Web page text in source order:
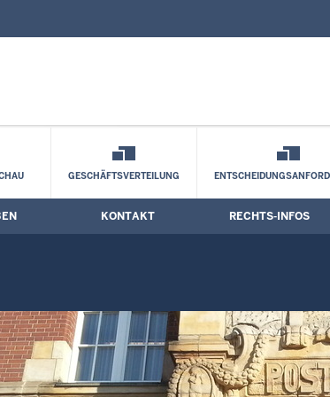
Kontaktformular
GESCHÄFTSVERTEILUNG
KONTAKT RECHTS-INFOS